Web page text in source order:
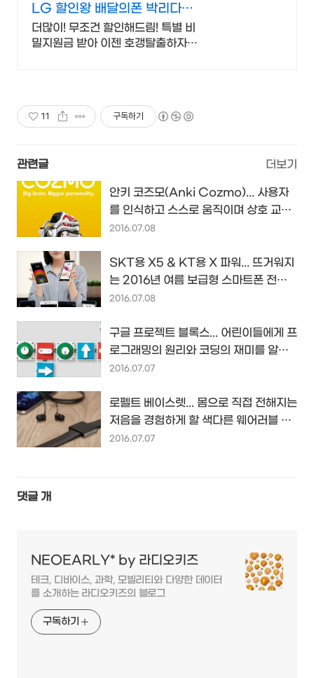
LG 할인왕 배달의폰 박리다매!
무조건 더 할인!
더많이! 무조건 할인해드림! 특별 비
밀지원금 받아 이젠 호갱탈출하자!
11 구독하기
관련글 더보기
안키 코즈모(Anki Cozmo)... 사용자
를 인식하고 스스로 움직이며 상호 교감
해 줄 스마트 로봇 장난감...
2016.07.08
SKT용 X5 & KT용 X 파워... 뜨거워지
는 2016년 여름 보급형 스마트폰 전쟁
에 LG전자가 확전을 선언하다...
2016.07.08
구글 프로젝트 블록스... 어린이들에게 프
로그래밍의 원리와 코딩의 재미를 알려
줄 오픈 교육 플랫폼...
2016.07.07
로펠트 베이스렛... 몸으로 직접 전해지는
저음을 경험하게 할 색다른 웨어러블 서
브우퍼 디바이스...
2016.07.07
댓글 개
NEOEARLY* by 라디오키즈
테크, 디바이스, 과학, 모빌리티와 다양한 데이터
를 소개하는 라디오키즈의 블로그
구독하기